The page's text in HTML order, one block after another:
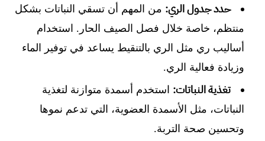
حدد جدول الري: من المهم أن تسقي النباتات بشكل
منتظم، خاصة خلال فصل الصيف الحار. استخدام
أساليب ري مثل الري بالتنقيط يساعد في توفير الماء
وزيادة فعالية الري.
تغذية النباتات: استخدم أسمدة متوازنة لتغذية
النباتات، مثل الأسمدة العضوية، التي تدعم نموها
وتحسين صحة التربة.